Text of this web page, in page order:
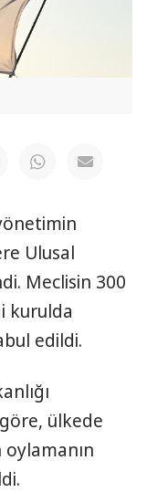
Ulusal
Meclisin 300
kurulda
edildi.
ülkede
oylamanın